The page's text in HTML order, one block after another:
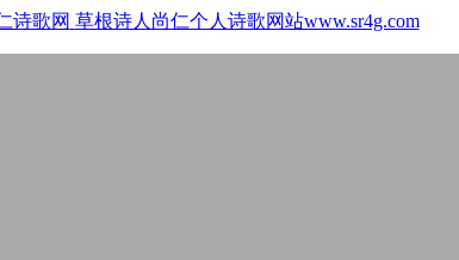
诗歌网 草根诗人尚仁个人诗歌网站www.sr4g.com